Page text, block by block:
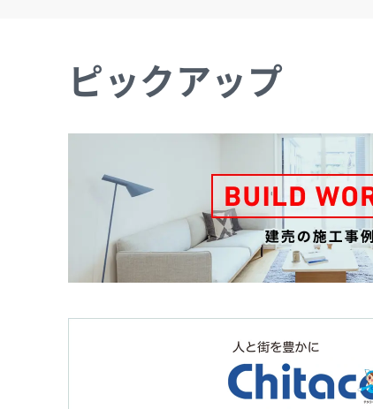
ピックアップ